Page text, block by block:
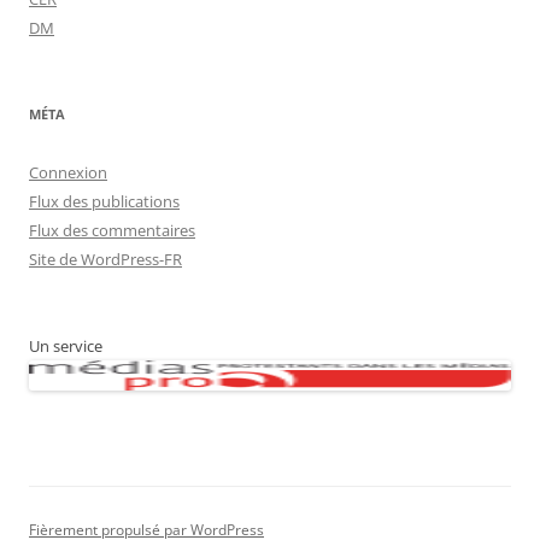
DM
MÉTA
Connexion
Flux des publications
Flux des commentaires
Site de WordPress-FR
Un service
Fièrement propulsé par WordPress